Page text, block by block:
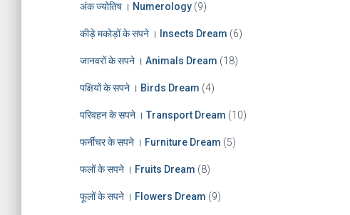
अंक ज्योतिष । Numerology (9)
कीड़े मकोड़ों के सपने । Insects Dream (6)
जानवरों के सपने । Animals Dream (18)
पक्षियों के सपने । Birds Dream (4)
परिवहन के सपने । Transport Dream (10)
फर्नीचर के सपने । Furniture Dream (5)
फलों के सपने । Fruits Dream (8)
फूलों के सपने । Flowers Dream (9)